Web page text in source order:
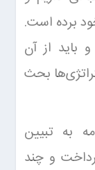
برده است.
باید از آن
بحث
به تبیین
و چند